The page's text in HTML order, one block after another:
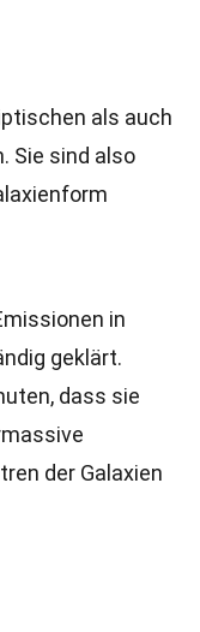
als auch
Sie sind also
in
geklärt.
dass sie
der Galaxien